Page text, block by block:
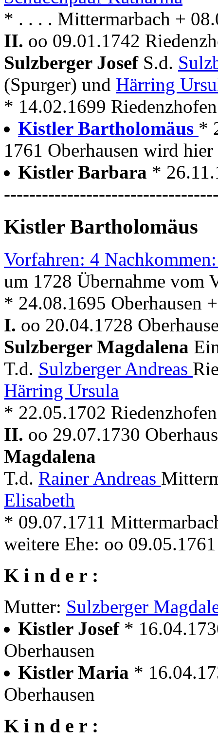
* . . . . Mittermarbach +
II. oo 09.01.1742
Sulzberger Josef S.d.
(Spurger) und Härring
* 14.02.1699
Kistler Bartholomäus *
1761 Oberhausen wird
Kistler Barbara *
Kistler Bartholomäus
Vorfahren: 4
um 1728 Übernahme vom
* 24.08.1695 Oberhausen
I. oo 20.04.1728
Sulzberger Magdalena
T.d. Sulzberger Andreas
Härring Ursula
* 22.05.1702
II. oo 29.07.1730
Magdalena
T.d. Rainer Andreas
Elisabeth
* 09.07.1711
weitere Ehe: oo
K i n d e r :
Mutter: Sulzberger
Kistler Josef *
Oberhausen
Kistler Maria *
Oberhausen
K i n d e r :